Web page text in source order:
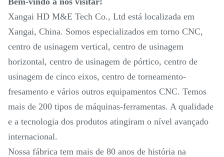
Xangai HD M&E Tech Co., Ltd está localizada em
Xangai, China. Somos especializados em torno CNC,
centro de usinagem vertical, centro de usinagem
horizontal, centro de usinagem de pórtico, centro de
usinagem de cinco eixos, centro de torneamento-
fresamento e vários outros equipamentos CNC. Temos
mais de 200 tipos de máquinas-ferramentas. A qualidade
e a tecnologia dos produtos atingiram o nível avançado
internacional.
Nossa fábrica tem mais de 80 anos de história na